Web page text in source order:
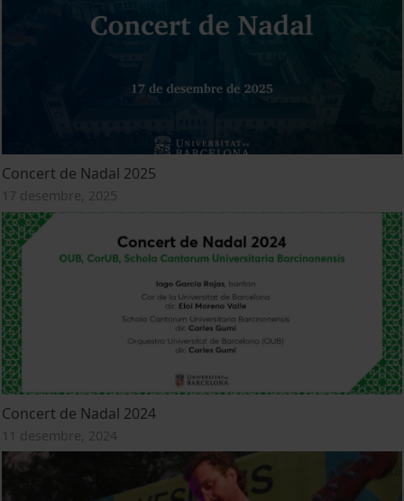
Concert de Nadal 2025
17 desembre, 2025
Concert de Nadal 2024
11 desembre, 2024